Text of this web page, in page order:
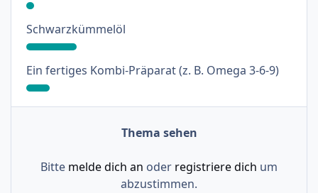
Schwarzkümmelöl: 19%
Ein fertiges Kombi-Präparat (z. B. Omega 3-6-9): 9%
Thema sehen
Bitte melde dich an oder registriere dich um
abzustimmen.